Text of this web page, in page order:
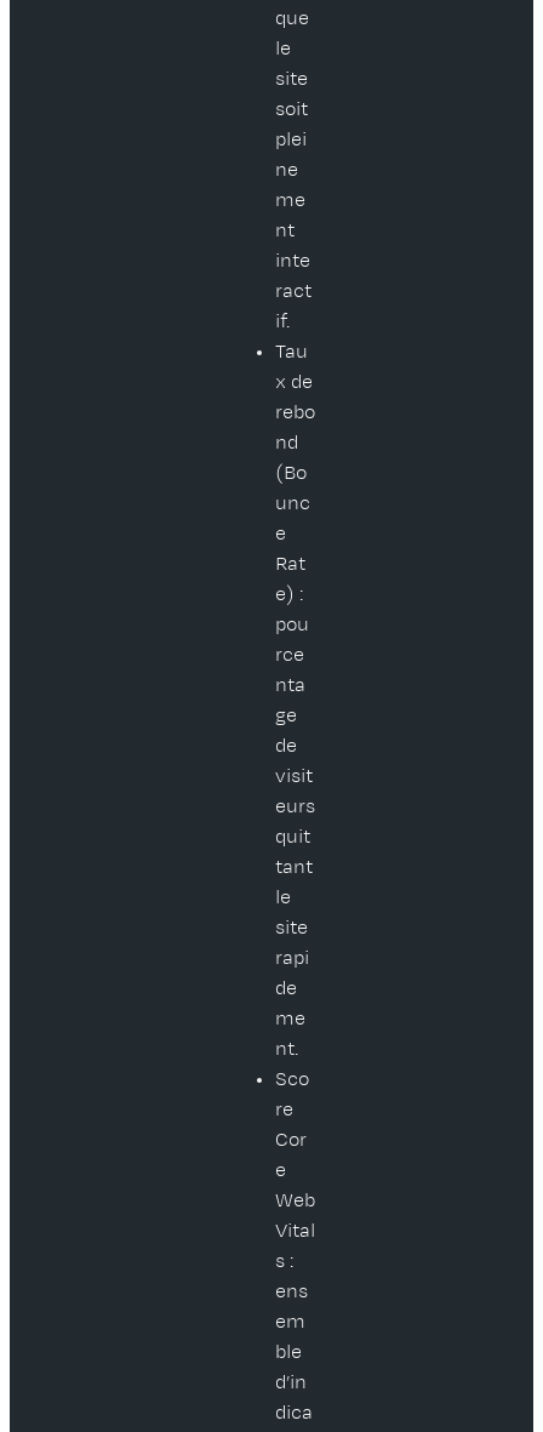
que
le
site
soit
plei
ne
me
nt
inte
ract
if.
Tau
x de
rebo
nd
(Bo
unc
e
Rat
e) :
pou
rce
nta
ge
de
visit
eurs
quit
tant
le
site
rapi
de
me
nt.
Sco
re
Cor
e
Web
Vital
s :
ens
em
ble
d’in
dica